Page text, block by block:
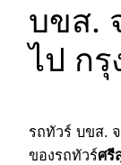
บขส.
ไป กรุ
รถทัวร์ บขส.
ของรถทัวร์ศรี